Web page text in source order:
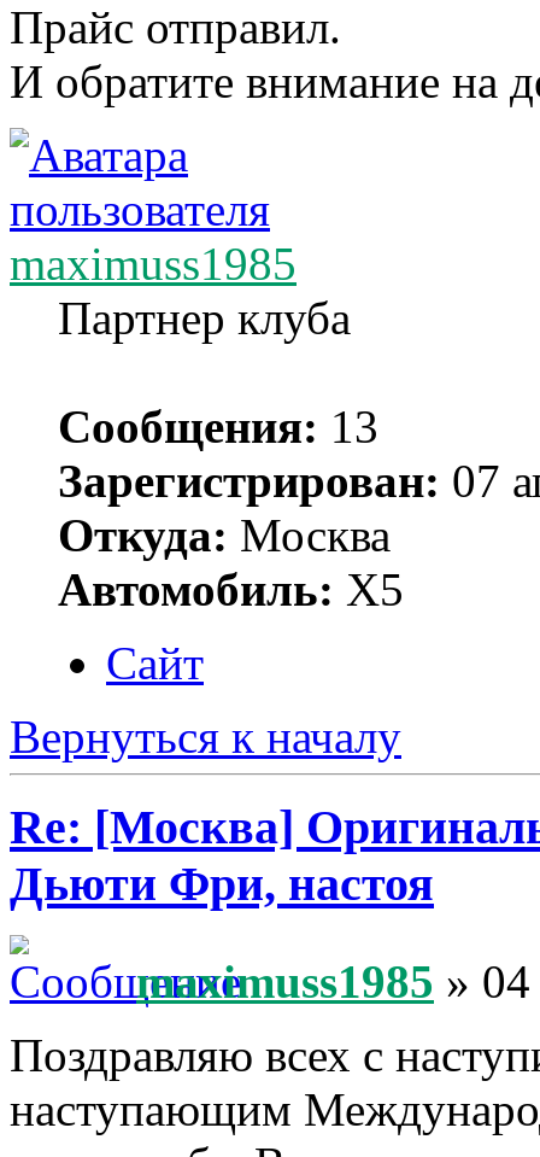
Прайс отправил.
И обратите внимание на
maximuss1985
Партнер клуба
Сообщения: 13
Зарегистрирован: 07
Откуда: Москва
Автомобиль: Х5
Сайт
Вернуться к началу
Re: [Москва]
Дьюти Фри, настоя
maximuss1985 »
Поздравляю всех с
наступающим